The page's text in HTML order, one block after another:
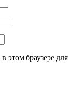
этом браузере для